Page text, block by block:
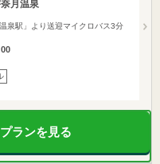
月温泉
泉駅」より送迎マイクロバス3分
ランを見る